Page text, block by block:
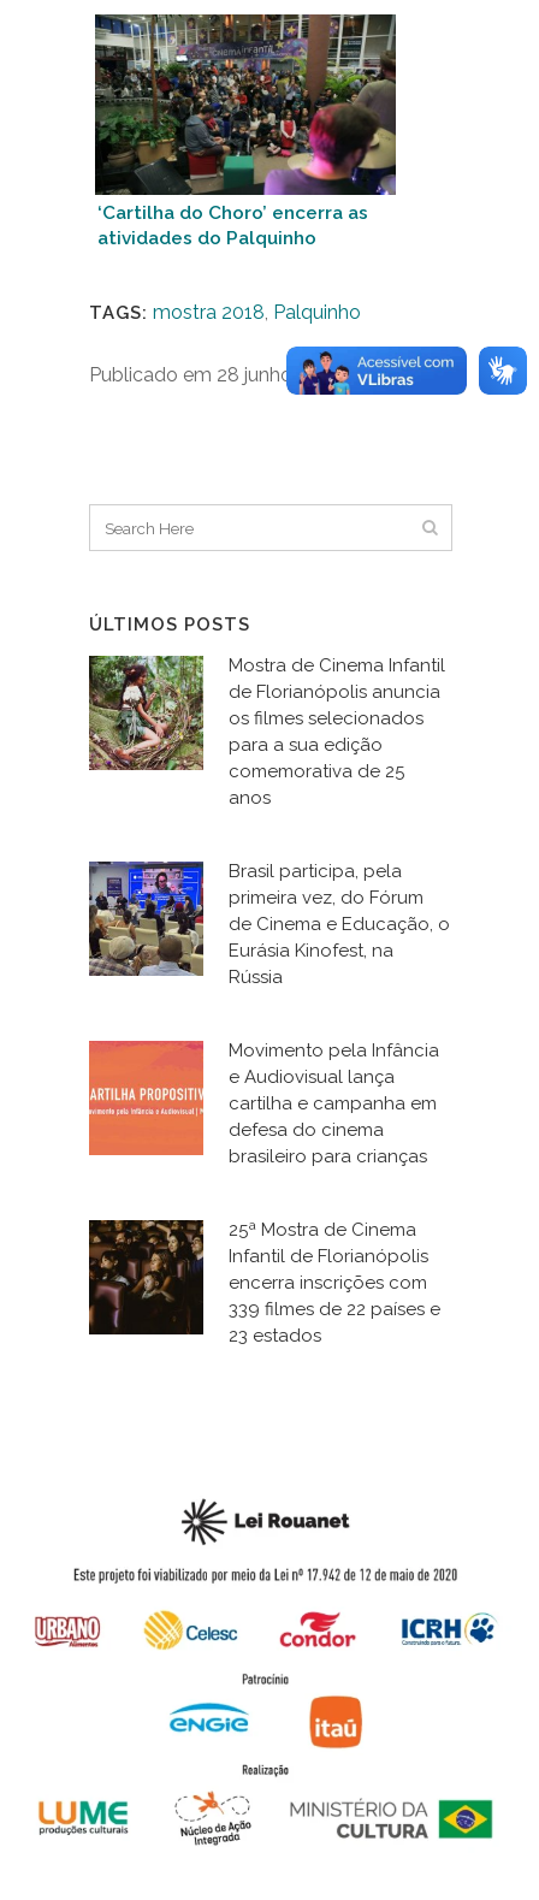
no segundo dia
‘Cartilha do Choro’ encerra as
atividades do Palquinho
TAGS: mostra 2018, Palquinho
Publicado em 28 junho 2018
ÚLTIMOS POSTS
Mostra de Cinema Infantil
de Florianópolis anuncia
os filmes selecionados
para a sua edição
comemorativa de 25
anos
Brasil participa, pela
primeira vez, do Fórum
de Cinema e Educação, o
Eurásia Kinofest, na
Rússia
Movimento pela Infância
e Audiovisual lança
cartilha e campanha em
defesa do cinema
brasileiro para crianças
25ª Mostra de Cinema
Infantil de Florianópolis
encerra inscrições com
339 filmes de 22 países e
23 estados